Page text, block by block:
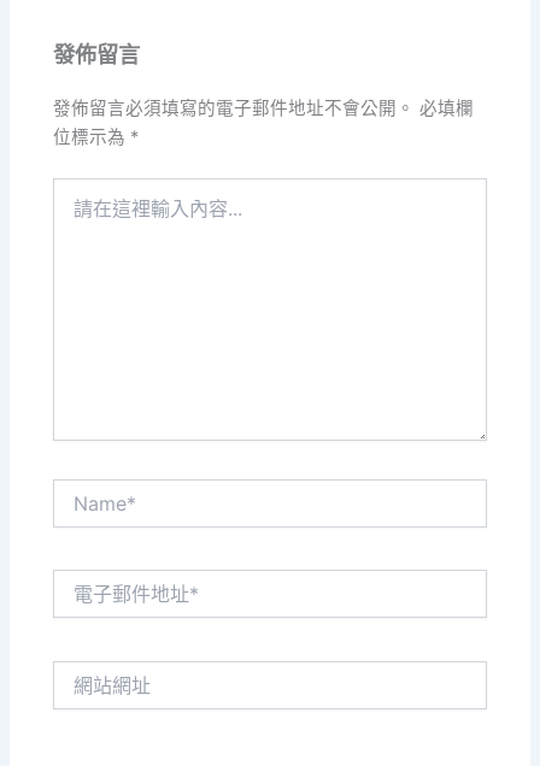
發佈留言
發佈留言必須填寫的電子郵件地址不會公開。 必填欄
位標示為 *